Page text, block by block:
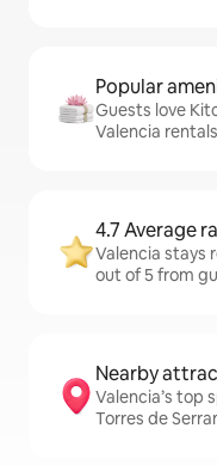
Popular
Guests love
Valencia rentals
4.7 Average
Valencia stays
out of 5 from
Nearby
Valencia’s top
Torres de